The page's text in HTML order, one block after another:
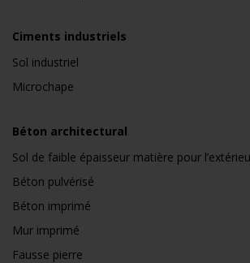
Ciments industriels
Sol industriel
Microchape
Béton architectural
Sol de faible épaisseur matière pour
Béton pulvérisé
Béton imprimé
Mur imprimé
Fausse pierre